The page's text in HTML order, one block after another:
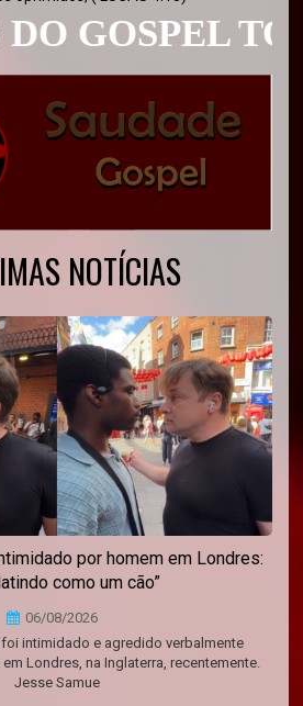
NOTÍCIAS
por homem em Londres:
como um cão”
06/08/2026
intimidado e agredido verbalmente
Londres, na Inglaterra, recentemente.
Jesse Samue